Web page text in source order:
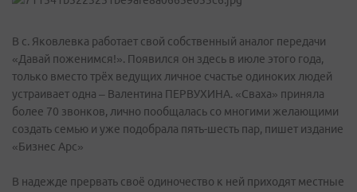
В с. Яковлевка работает свой собственный аналог передачи
«Давай поженимся!». Появился он здесь в июле этого года,
только вместо трёх ведущих личное счастье одиноких людей
устраивает одна – Валентина ПЕРВУХИНА. «Сваха» приняла
более 70 звонков, лично пообщалась со многими желающими
создать семью и уже подобрала пять-шесть пар, пишет издание
«Бизнес Арс»
В надежде прервать своё одиночество к ней приходят местные